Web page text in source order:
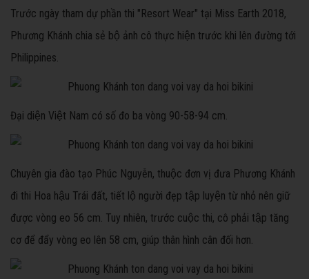
Trước ngày tham dự phần thi "Resort Wear" tại Miss Earth 2018,
Phương Khánh chia sẻ bộ ảnh cô thực hiện trước khi lên đường tới
Philippines.
Đại diện Việt Nam có số đo ba vòng 90-58-94 cm.
Chuyên gia đào tạo Phúc Nguyễn, thuộc đơn vị đưa Phương Khánh
đi thi Hoa hậu Trái đất, tiết lộ người đẹp tập luyện từ nhỏ nên giữ
được vòng eo 56 cm. Tuy nhiên, trước cuộc thi, cô phải tập tăng
cơ để đẩy vòng eo lên 58 cm, giúp thân hình cân đối hơn.